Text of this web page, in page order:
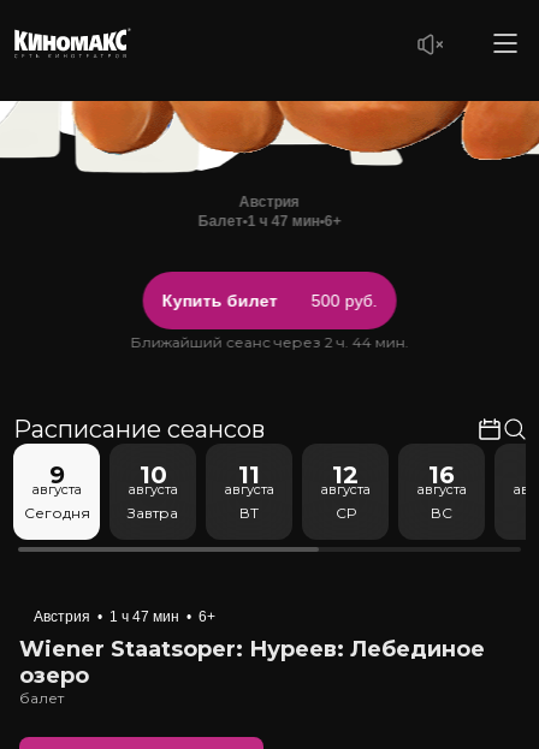
Австрия
Балет•1 ч 47 мин•6+
Купить билет 500 руб.
Ближайший сеанс через 2 ч. 44 мин.
Расписание сеансов
9
августа
Сегодня
10
августа
Завтра
11
августа
ВТ
12
августа
СР
16
августа
ВС
Австрия • 1 ч 47 мин • 6+
Wiener Staatsoper: Нуреев: Лебединое
озеро
балет